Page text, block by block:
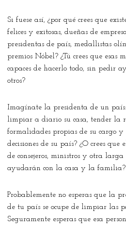
Si fuese así, ¿por qué crees que
felices y exitosas, dueñas de
presidentas de país, medallistas
premios Nóbel? ¿Tú crees que esas
capaces de hacerlo todo, sin pedir
otros?
Imagínate la presidenta de un
limpiar a diario su casa, tender la
formalidades propias de su cargo y
decisiones de su país? ¿O crees
de consejeros, ministros y otra
ayudarán con la casa y la familia?
Probablemente no esperas que la
de tu país se ocupe de limpiar las
Seguramente esperas que esa